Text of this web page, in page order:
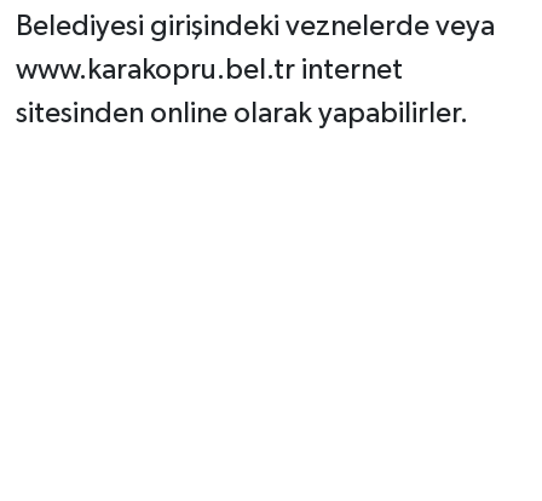
Belediyesi girişindeki veznelerde veya
www.karakopru.bel.tr internet
sitesinden online olarak yapabilirler.